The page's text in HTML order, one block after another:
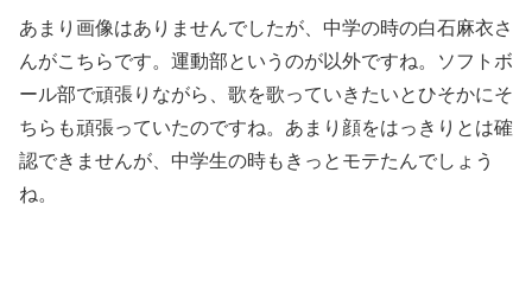
あまり画像はありませんでしたが、中学の時の白石麻衣さ
んがこちらです。運動部というのが以外ですね。ソフトボ
ール部で頑張りながら、歌を歌っていきたいとひそかにそ
ちらも頑張っていたのですね。あまり顔をはっきりとは確
認できませんが、中学生の時もきっとモテたんでしょう
ね。